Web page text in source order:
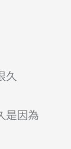
久
是因為